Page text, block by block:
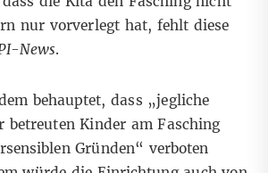
nur vorverlegt hat, fehlt diese
News.
behauptet, dass „jegliche
betreuten Kinder am Fasching
Gründen“ verboten